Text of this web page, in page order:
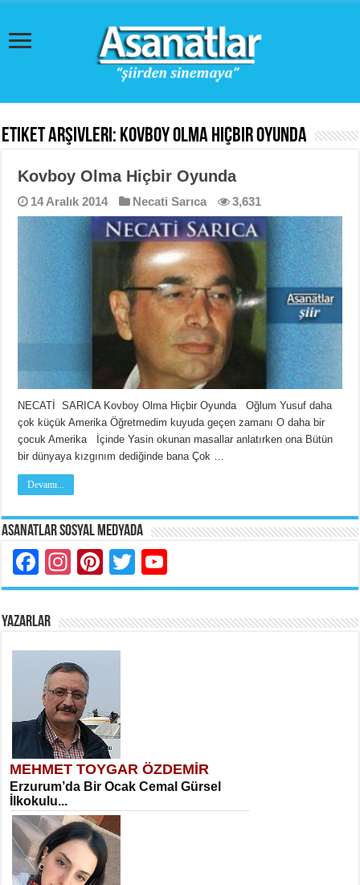
Etiket Arşivleri: Kovboy Olma Hiçbir Oyunda
Kovboy Olma Hiçbir Oyunda
14 Aralık 2014 Necati Sarıca 3,631
NECATİ SARICA Kovboy Olma Hiçbir Oyunda Oğlum Yusuf daha
çok küçük Amerika Öğretmedim kuyuda geçen zamanı O daha bir
çocuk Amerika İçinde Yasin okunan masallar anlatırken ona Bütün
bir dünyaya kızgınım dediğinde bana Çok …
Devamı...
Asanatlar Sosyal Medyada
Facebook
Instagram
Pinterest
Twitter
YAZARLAR
MEHMET TOYGAR ÖZDEMİR
Erzurum’da Bir Ocak Cemal Gürsel
İlkokulu...